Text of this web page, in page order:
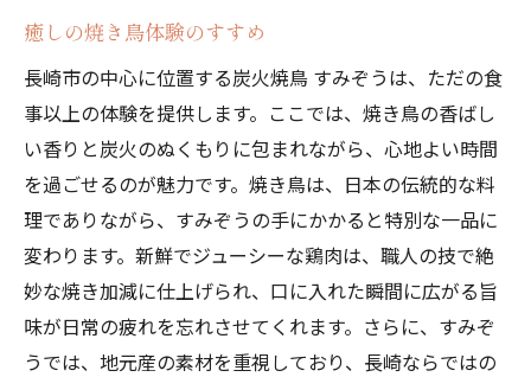
癒しの焼き鳥体験のすすめ
長崎市の中心に位置する炭火焼鳥 すみぞうは、ただの食
事以上の体験を提供します。ここでは、焼き鳥の香ばし
い香りと炭火のぬくもりに包まれながら、心地よい時間
を過ごせるのが魅力です。焼き鳥は、日本の伝統的な料
理でありながら、すみぞうの手にかかると特別な一品に
変わります。新鮮でジューシーな鶏肉は、職人の技で絶
妙な焼き加減に仕上げられ、口に入れた瞬間に広がる旨
味が日常の疲れを忘れさせてくれます。さらに、すみぞ
うでは、地元産の素材を重視しており、長崎ならではの